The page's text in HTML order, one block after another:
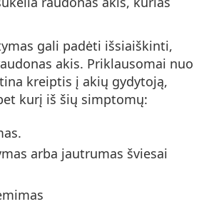
gali padėti išsiaiškinti,
akis. Priklausomai nuo
kreiptis į akių gydytoją,
kurį iš šių simptomų:
arba jautrumas šviesai